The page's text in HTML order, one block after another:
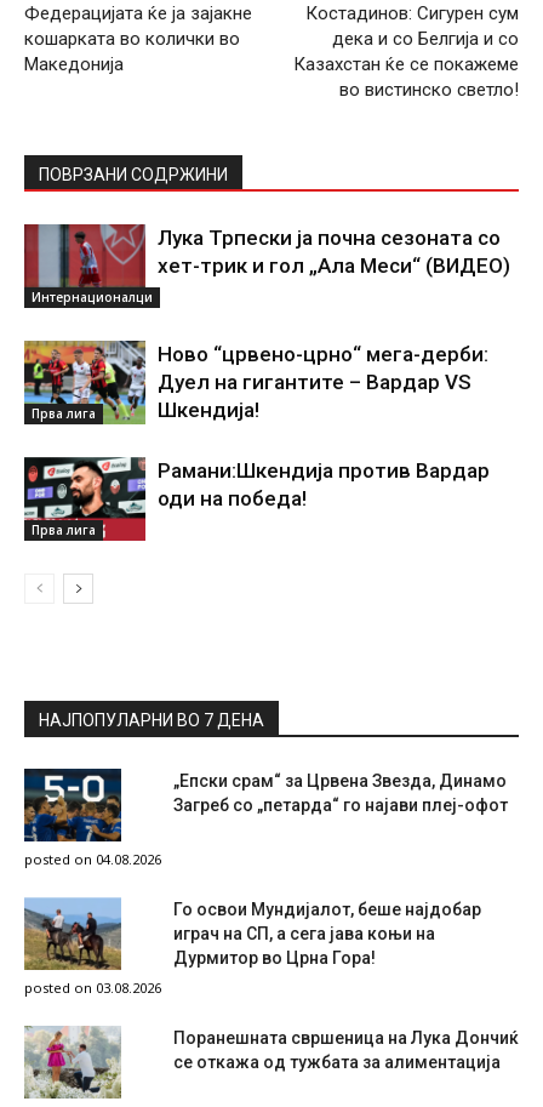
Федерацијата ќе ја зајакне
кошарката во колички во
Македонија
Костадинов: Сигурен сум
дека и со Белгија и со
Казахстан ќе се покажеме
во вистинско светло!
ПОВРЗАНИ СОДРЖИНИ
Интернационалци
Лука Трпески ја почна сезоната со
хет-трик и гол „Ала Меси“ (ВИДЕО)
Прва лига
Ново “црвено-црно“ мега-дерби:
Дуел на гигантите – Вардар VS
Шкендија!
Прва лига
Рамани:Шкендија против Вардар
оди на победа!
НАЈПОПУЛАРНИ ВО 7 ДЕНА
„Епски срам“ за Црвена Звезда, Динамо
Загреб со „петарда“ го најави плеј-офот
posted on 04.08.2026
Го освои Мундијалот, беше најдобар
играч на СП, а сега јава коњи на
Дурмитор во Црна Гора!
posted on 03.08.2026
Поранешната свршеница на Лука Дончиќ
се откажа од тужбата за алиментација